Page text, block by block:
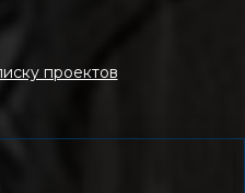
проектов